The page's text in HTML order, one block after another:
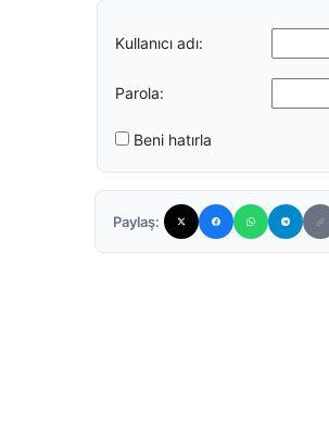
Kullanıcı adı:
Parola:
Beni hatırla
Paylaş: